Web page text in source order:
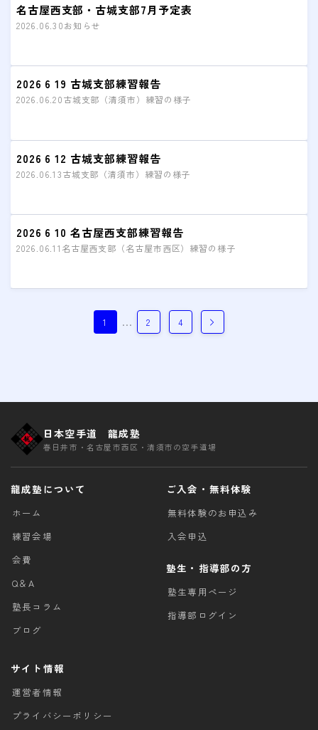
名古屋西支部・古城支部7月予定表
2026.06.30お知らせ
2026 6 19 古城支部練習報告
2026.06.20古城支部（清須市）練習の様子
2026 6 12 古城支部練習報告
2026.06.13古城支部（清須市）練習の様子
2026 6 10 名古屋西支部練習報告
2026.06.11 名古屋西支部（名古屋市西区）練習の様子
1 … 2 4
日本空手道 龍成塾
春日井市・名古屋市西区・清須市の空手道場
龍成塾について
ホーム
練習会場
会費
Q＆A
塾長コラム
ブログ
ご入会・無料体験
無料体験のお申込み
入会申込
塾生・指導部の方
塾生専用ページ
指導部ログイン
サイト情報
運営者情報
プライバシーポリシー